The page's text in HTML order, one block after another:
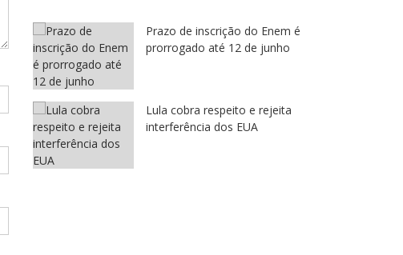
Prazo de inscrição do Enem é
prorrogado até 12 de junho
Lula cobra respeito e rejeita
interferência dos EUA